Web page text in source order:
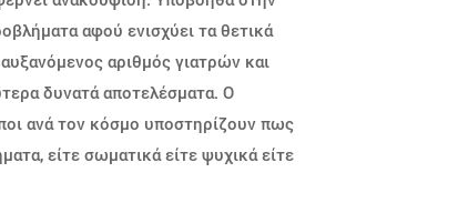
αφού ενισχύει τα θετικά
αριθμός γιατρών και
δυνατά αποτελέσματα. Ο
ανά τον κόσμο υποστηρίζουν πως
είτε σωματικά είτε ψυχικά είτε